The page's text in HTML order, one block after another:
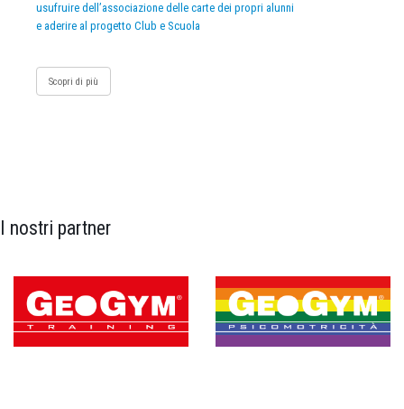
usufruire dell’associazione delle carte dei propri alunni
e aderire al progetto Club e Scuola
Scopri di più
I nostri partner